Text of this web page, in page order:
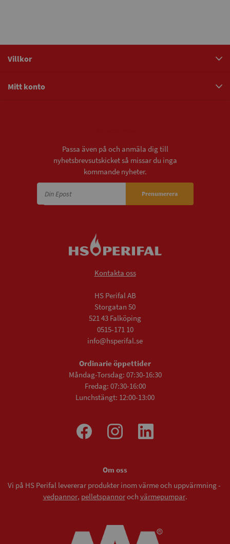
Villkor
Mitt konto
Passa även på och anmäla dig till
nyhetsbrevsutskicket så missar du inga
kommande nyheter.
Prenumerera
Kontakta oss
HS Perifal AB
Storgatan 50
521 43 Falköping
0515-171 10
info@hsperifal.se
Ordinarie öppettider
Måndag-Torsdag: 07:30-16:30
Fredag: 07:30-16:00
Lunchstängt: 12:00-13:00
Om oss
Vi på HS Perifal levererar produkter inom värme och uppvärmning -
vedpannor, pelletspannoroch värmepumpar.